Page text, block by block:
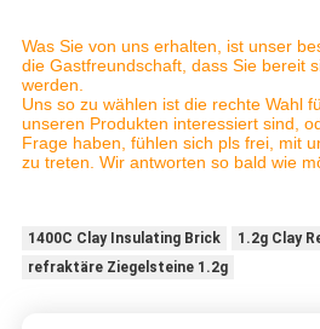
Was Sie von uns erhalten, ist unser
die Gastfreundschaft, dass Sie bereit
werden.
Uns so zu wählen ist die rechte Wahl
unseren Produkten interessiert sind,
Frage haben, fühlen sich pls frei, mit
zu treten. Wir antworten so bald wie
1400C Clay Insulating Brick
1.2g Clay
refraktäre Ziegelsteine 1.2g